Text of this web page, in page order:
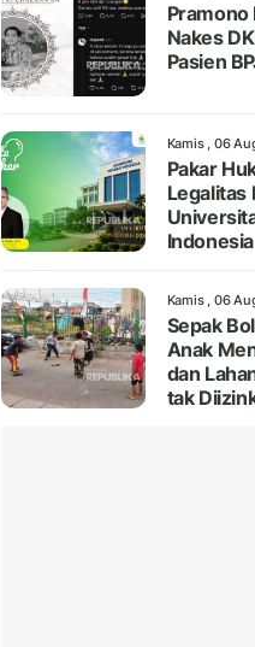
Pramono
Nakes
Pasien
Kamis , 06
Pakar
Legalitas
Indonesia
Kamis , 06
Sepak
Anak
dan
tak